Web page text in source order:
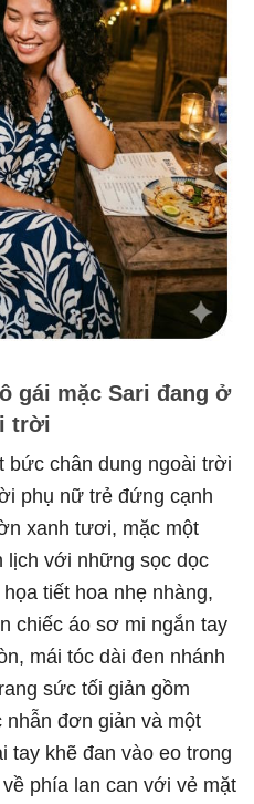
gái mặc Sari đang ở
trời
bức chân dung ngoài trời
phụ nữ trẻ đứng cạnh
xanh tươi, mặc một
lịch với những sọc dọc
tiết hoa nhẹ nhàng,
chiếc áo sơ mi ngắn tay
mái tóc dài đen nhánh
sức tối giản gồm
nhẫn đơn giản và một
tay khẽ đan vào eo trong
phía lan can với vẻ mặt